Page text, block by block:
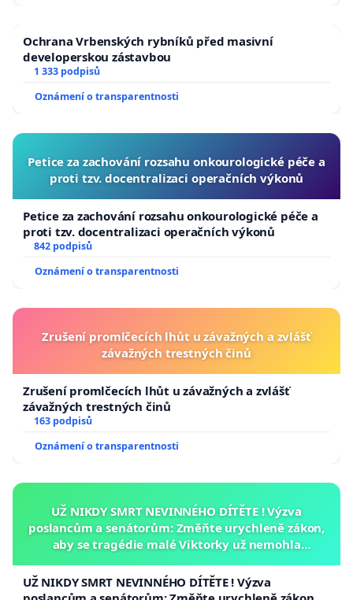
Ochrana Vrbenských rybníků před masivní
developerskou zástavbou
1 333 podpisů
Oznámení o transparentnosti
Petice za zachování rozsahu onkourologické péče a
proti tzv. docentralizaci operačních výkonů
Petice za zachování rozsahu onkourologické péče a
proti tzv. docentralizaci operačních výkonů
842 podpisů
Oznámení o transparentnosti
Zrušení promlčecích lhůt u závažných a zvlášť
závažných trestných činů
Zrušení promlčecích lhůt u závažných a zvlášť
závažných trestných činů
163 podpisů
Oznámení o transparentnosti
UŽ NIKDY SMRT NEVINNÉHO DÍTĚTE ! Výzva
poslancům a senátorům: Změňte urychleně zákon,
aby se tragédie malé Viktorky už nemohla
UŽ NIKDY SMRT NEVINNÉHO DÍTĚTE ! Výzva